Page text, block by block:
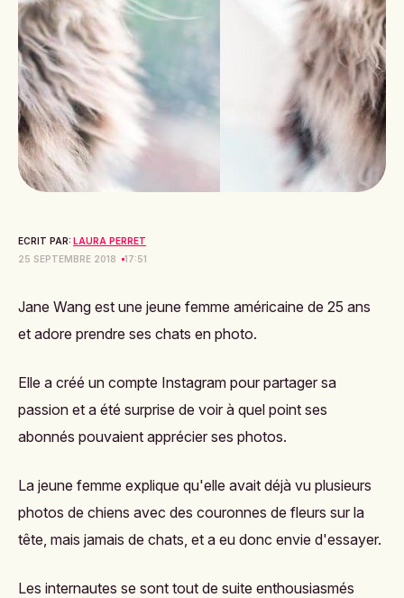
ECRIT PAR: LAURA PERRET
25 SEPTEMBRE 2018
17:51
Jane Wang est une jeune femme américaine de 25 ans
et adore prendre ses chats en photo.
Elle a créé un compte Instagram pour partager sa
passion et a été surprise de voir à quel point ses
abonnés pouvaient apprécier ses photos.
La jeune femme explique qu'elle avait déjà vu plusieurs
photos de chiens avec des couronnes de fleurs sur la
tête, mais jamais de chats, et a eu donc envie d'essayer.
Les internautes se sont tout de suite enthousiasmés